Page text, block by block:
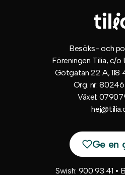
Besöks- och
Föreningen Tilia, c/o
Götgatan 22 A, 118
Org. nr:
Växel:
Ge en
Swish: 900 93 41 •